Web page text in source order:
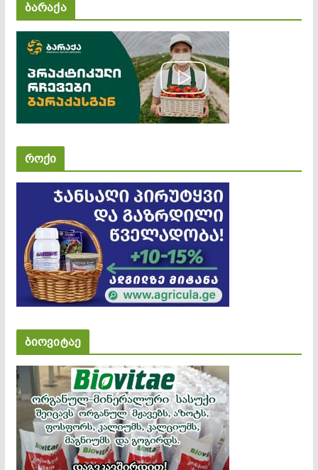
ბარაქა
როქი
ბიოვიტაე